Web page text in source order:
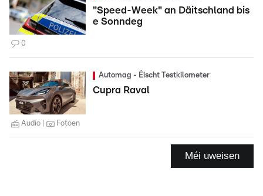
"Speed-Week" an Däitschland bis
e Sonndeg
0
Automag - Éischt Testkilometer
Cupra Raval
Audio Fotoen
Méi uweisen